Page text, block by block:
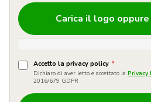
Carica il logo
Accetto la privacy policy *
Dichiaro di aver letto e accettato la Privacy
2016/679 GDPR